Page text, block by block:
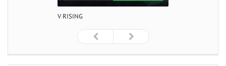
V RISING